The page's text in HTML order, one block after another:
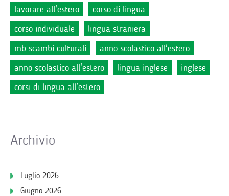
lavorare all'estero
corso di lingua
corso individuale
lingua straniera
mb scambi culturali
anno scolastico all'estero
anno scolastico all'estero
lingua inglese
inglese
corsi di lingua all'estero
Archivio
Luglio 2026
Giugno 2026